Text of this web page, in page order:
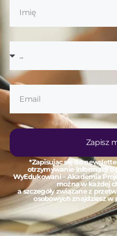
Zapisz
*Zapisując się do
otrzymywanie informacji o
WyEdukowani – Akademia
można w każdej
a szczegóły związane z
osobowych znajdziesz w